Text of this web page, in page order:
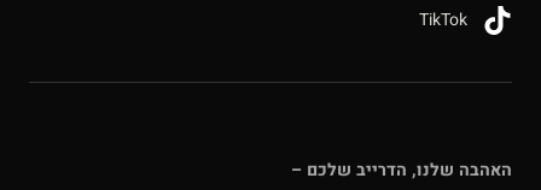
האהבה שלנו, הדרייב שלכם –